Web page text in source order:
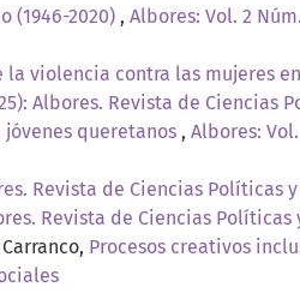
(1946-2020) , Albores: Vol. 2
la violencia contra las mujeres
Albores. Revista de Ciencias
queretanos , Albores:
Revista de Ciencias Políticas
Revista de Ciencias Políticas
Procesos creativos